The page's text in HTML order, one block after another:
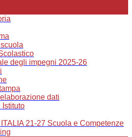
degli impegni 2025-26
dati
Istituto
21-27 Scuola e Competenze